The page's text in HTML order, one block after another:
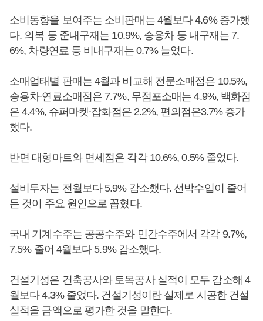
소비동향을 보여주는 소비판매는 4월보다 4.6% 증가했
다. 의복 등 준내구재는 10.9%, 승용차 등 내구재는 7.
6%, 차량연료 등 비내구재는 0.7% 늘었다.
소매업태별 판매는 4월과 비교해 전문소매점은 10.5%,
승용차∙연료소매점은 7.7%, 무점포소매는 4.9%, 백화점
은 4.4%, 슈퍼마켓∙잡화점은 2.2%, 편의점은3.7% 증가
했다.
반면 대형마트와 면세점은 각각 10.6%, 0.5% 줄었다.
설비투자는 전월보다 5.9% 감소했다. 선박수입이 줄어
든 것이 주요 원인으로 꼽혔다.
국내 기계수주는 공공수주와 민간수주에서 각각 9.7%,
7.5% 줄어 4월보다 5.9% 감소했다.
건설기성은 건축공사와 토목공사 실적이 모두 감소해 4
월보다 4.3% 줄었다. 건설기성이란 실제로 시공한 건설
실적을 금액으로 평가한 것을 말한다.